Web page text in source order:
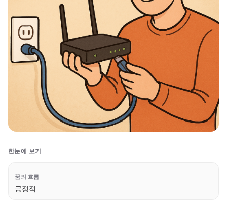
한눈에 보기
꿈의 흐름
긍정적